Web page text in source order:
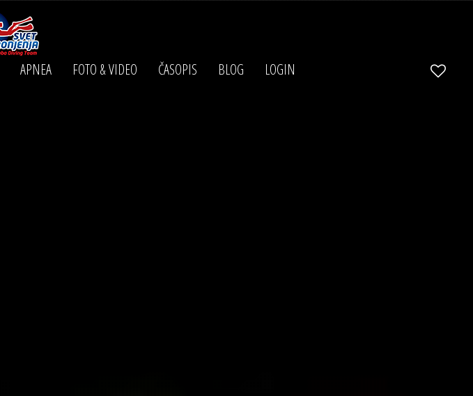
APNEA FOTO & VIDEO ČASOPIS BLOG LOGIN